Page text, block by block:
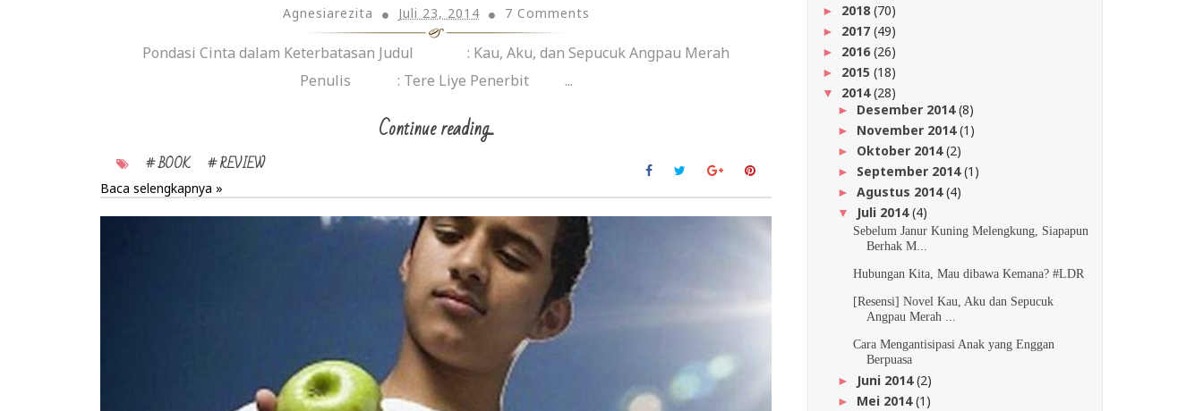
Agnesiarezita Juli 23, 2014 7 Comments
Pondasi Cinta dalam Keterbatasan Judul : Kau, Aku, dan Sepucuk Angpau Merah
Penulis : Tere Liye Penerbit ...
Continue reading...
# BOOK # REVIEW
Baca selengkapnya »
► 2018 (70)
► 2017 (49)
► 2016(26)
► 2015 (18)
▼ 2014(28)
► Desember 2014(8)
► November 2014(1)
► Oktober 2014(2)
► September 2014(1)
► Agustus 2014(4)
▼ Juli 2014(4)
Sebelum Janur Kuning Melengkung, Siapapun
Berhak M...
Hubungan Kita, Mau dibawa Kemana? #LDR
[Resensi] Novel Kau, Aku dan Sepucuk
Angpau Merah ...
Cara Mengantisipasi Anak yang Enggan
Berpuasa
► Juni 2014(2)
► Mei 2014(1)